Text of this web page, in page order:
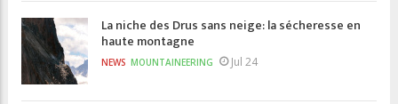
La niche des Drus sans neige: la sécheresse en
haute montagne
NEWS MOUNTAINEERING Jul 24